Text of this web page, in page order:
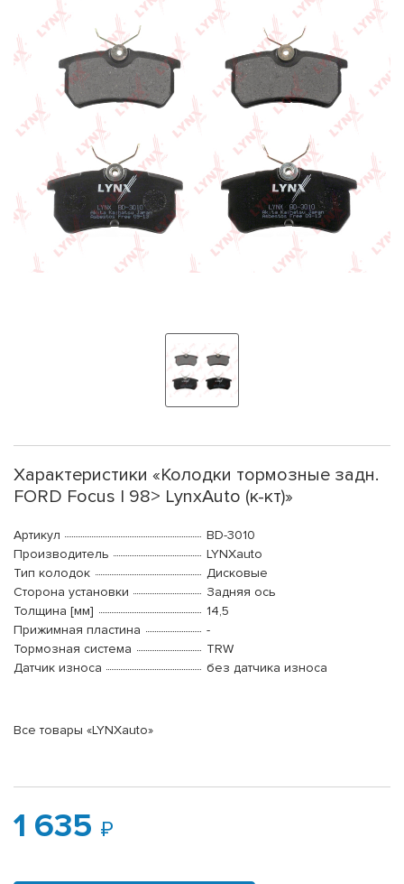
Характеристики «Колодки тормозные задн.
FORD Focus I 98> LynxAuto (к-кт)»
Артикул
BD-3010
Производитель
LYNXauto
Тип колодок
Дисковые
Сторона установки
Задняя ось
Толщина [мм]
14,5
Прижимная пластина
-
Тормозная система
TRW
Датчик износа
без датчика износа
Все товары «LYNXauto»
1 635